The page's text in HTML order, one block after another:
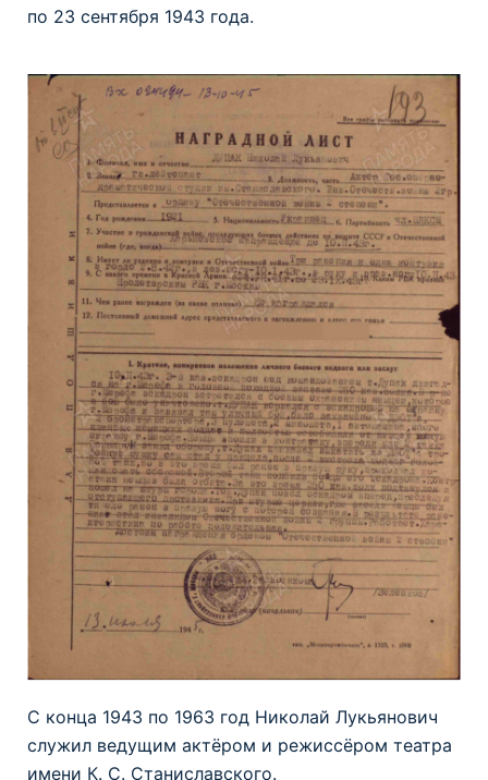
по 23 сентября 1943 года.
C конца 1943 по 1963 год Николай Лукьянович
служил ведущим актёром и режиссёром театра
имени К. С. Станиславского.